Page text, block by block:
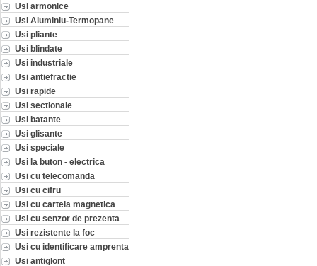
Usi armonice
Usi Aluminiu-Termopane
Usi pliante
Usi blindate
Usi industriale
Usi antiefractie
Usi rapide
Usi sectionale
Usi batante
Usi glisante
Usi speciale
Usi la buton - electrica
Usi cu telecomanda
Usi cu cifru
Usi cu cartela magnetica
Usi cu senzor de prezenta
Usi rezistente la foc
Usi cu identificare amprenta
Usi antiglont